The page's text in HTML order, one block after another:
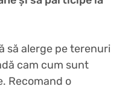
să alerge pe terenuri
cam cum sunt
Recomand o